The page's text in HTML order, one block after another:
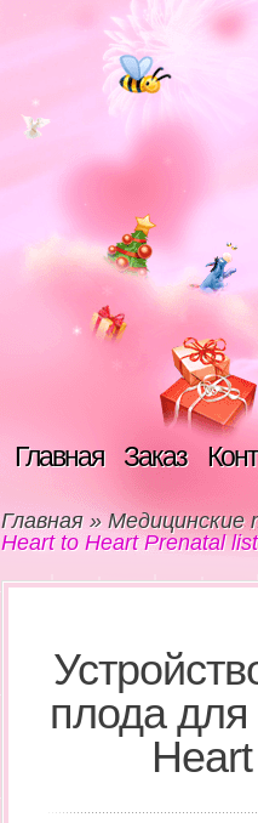
Главная Заказ
Главная » Медицинские
Heart to Heart Prenatal
плода